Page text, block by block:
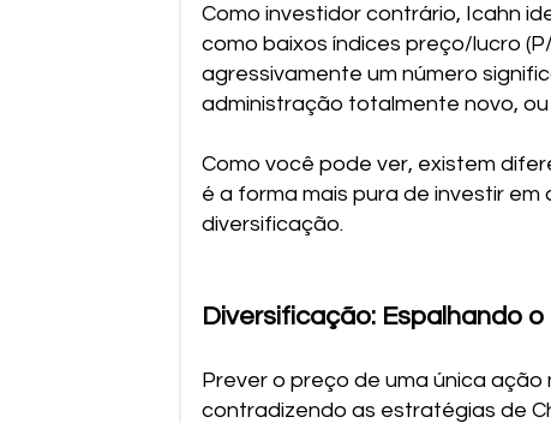
Como investidor contrário, Icahn
como baixos índices preço/lucro
agressivamente um número
administração totalmente novo,
Como você pode ver, existem
é a forma mais pura de investir
diversificação.
Diversificação: Espalhando
Prever o preço de uma única
contradizendo as estratégias de